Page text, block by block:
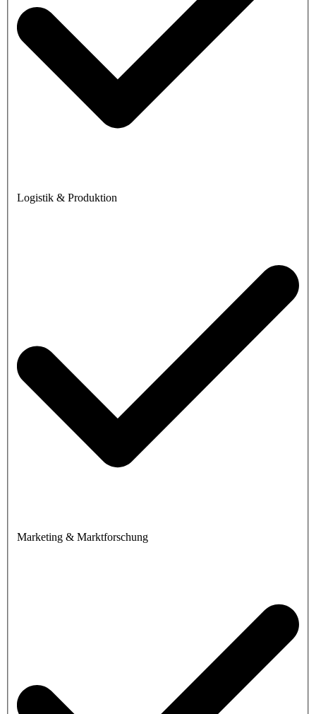
Logistik & Produktion
Marketing & Marktforschung